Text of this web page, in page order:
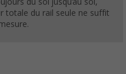
totale du rail seule ne suffit